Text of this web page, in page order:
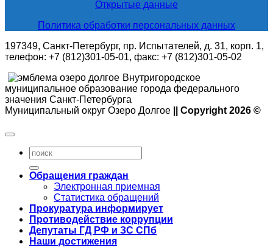
Открытые данные
Политика обработки персональных данных
197349, Санкт-Петербург, пр. Испытателей, д. 31, корп. 1,
телефон: +7 (812)301-05-01, факс: +7 (812)301-05-02
Внутригородское
муниципальное образование города федерального
значения Санкт-Петербурга
Муниципальный округ Озеро Долгое
|| Copyright 2026 ©
Обращения граждан
Электронная приемная
Статистика обращений
Прокуратура информирует
Противодействие коррупции
Депутаты ГД РФ и ЗС СПб
Наши достижения